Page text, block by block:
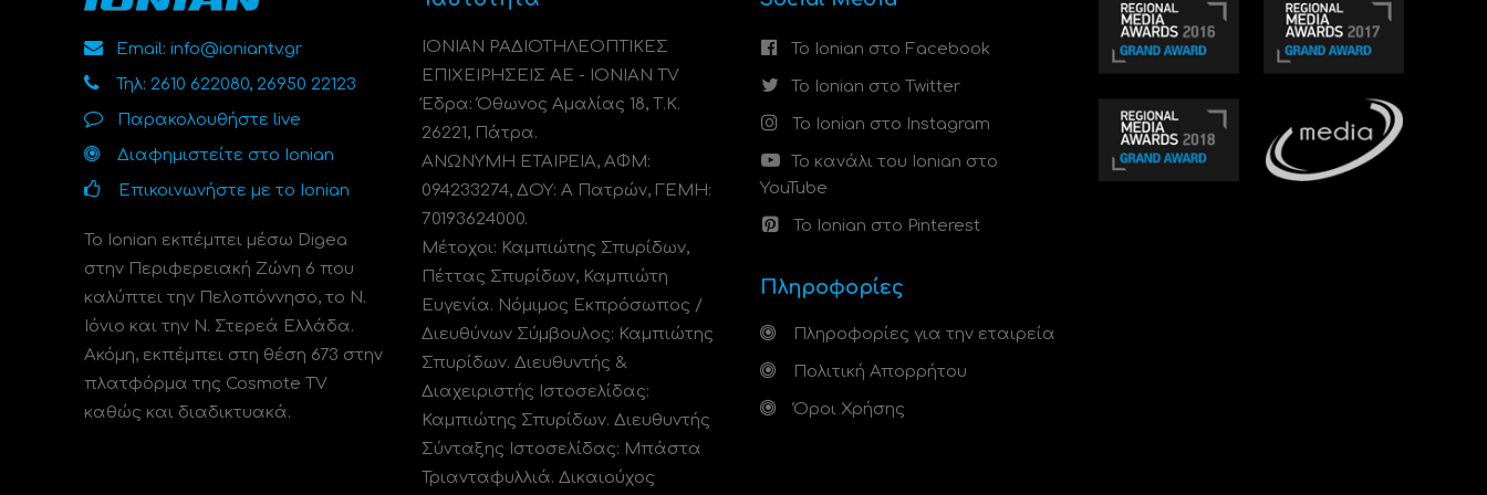
Email: info@ioniantv.gr
Τηλ: 2610 622080, 26950 22123
Παρακολουθήστε live
Διαφημιστείτε στο Ionian
Επικοινωνήστε με το Ionian
Το Ionian εκπέμπει μέσω Digea
στην Περιφερειακή Ζώνη 6 που
καλύπτει την Πελοπόννησο, το N.
Ιόνιο και την Ν. Στερεά Ελλάδα.
Ακόμη, εκπέμπει στη θέση 673 στην
πλατφόρμα της Cosmote TV
καθώς και διαδικτυακά.
ΙΟΝΙΑΝ ΡΑΔΙΟΤΗΛΕΟΠΤΙΚΕΣ
ΕΠΙΧΕΙΡΗΣΕΙΣ ΑΕ - IONIAN TV
Έδρα: Όθωνος Αμαλίας 18, Τ.Κ.
26221, Πάτρα.
ΑΝΩΝΥΜΗ ΕΤΑΙΡΕΙΑ, ΑΦΜ:
094233274, ΔΟΥ: A Πατρών, ΓΕΜΗ:
70193624000.
Μέτοχοι: Καμπιώτης Σπυρίδων,
Πέττας Σπυρίδων, Καμπιώτη
Ευγενία. Νόμιμος Εκπρόσωπος /
Διευθύνων Σύμβουλος: Καμπιώτης
Σπυρίδων. Διευθυντής &
Διαχειριστής Ιστοσελίδας:
Καμπιώτης Σπυρίδων. Διευθυντής
Σύνταξης Ιστοσελίδας: Μπάστα
Τριανταφυλλιά. Δικαιούχος
Το Ionian στο Facebook
Το Ionian στο Twitter
Το Ionian στο Instagram
Το κανάλι του Ionian στο
YouTube
Το Ionian στο Pinterest
Πληροφορίες
Πληροφορίες για την εταιρεία
Πολιτική Απορρήτου
Όροι Χρήσης